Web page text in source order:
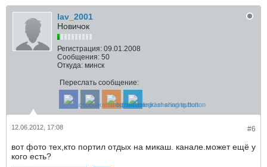
lav_2001
Новичок
Регистрация: 09.01.2008
Сообщения: 50
Откуда: минск
Переслать сообщение:
#6
12.06.2012, 17:08
вот фото тех,кто портил отдых на микаш. канале.может ещё у
кого есть?